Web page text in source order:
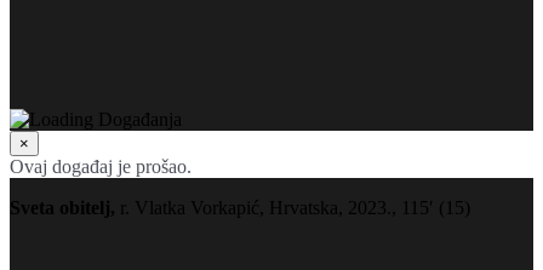
×
Ovaj događaj je prošao.
Sveta obitelj, r. Vlatka Vorkapić, Hrvatska, 2023., 115′ (15)